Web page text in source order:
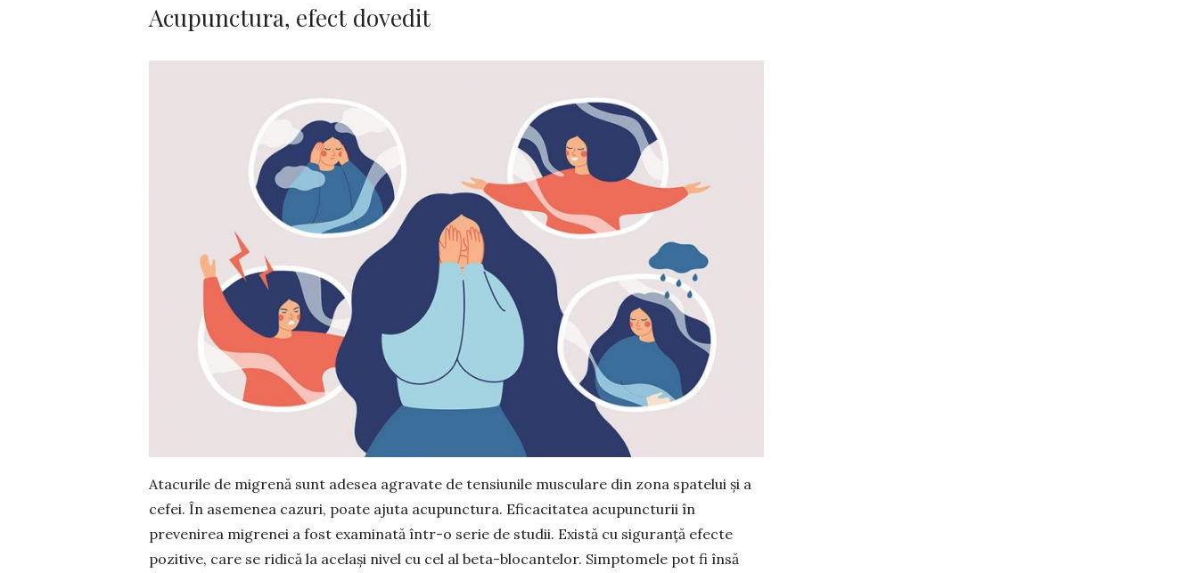
Acupunctura, efect dovedit
Atacurile de migrenă sunt adesea agravate de tensiunile musculare din zona spatelui și a
cefei. În asemenea cazuri, poate ajuta acupunc­tura. Eficacitatea acupuncturii în
prevenirea migrenei a fost examinată într-o serie de studii. Există cu siguranță efecte
pozitive, care se ridică la același nivel cu cel al beta-blocantelor. Simptomele pot fi însă